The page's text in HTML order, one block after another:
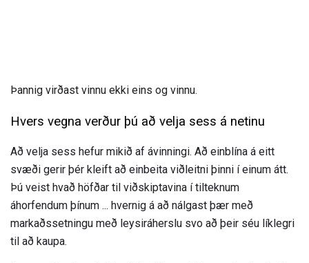
Þannig virðast vinnu ekki eins og vinnu.
Hvers vegna verður þú að velja sess á netinu
Að velja sess hefur mikið af ávinningi. Að einblína á eitt
svæði gerir þér kleift að einbeita viðleitni þinni í einum átt.
Þú veist hvað höfðar til viðskiptavina í tilteknum
áhorfendum þínum ... hvernig á að nálgast þær með
markaðssetningu með leysiráherslu svo að þeir séu líklegri
til að kaupa.